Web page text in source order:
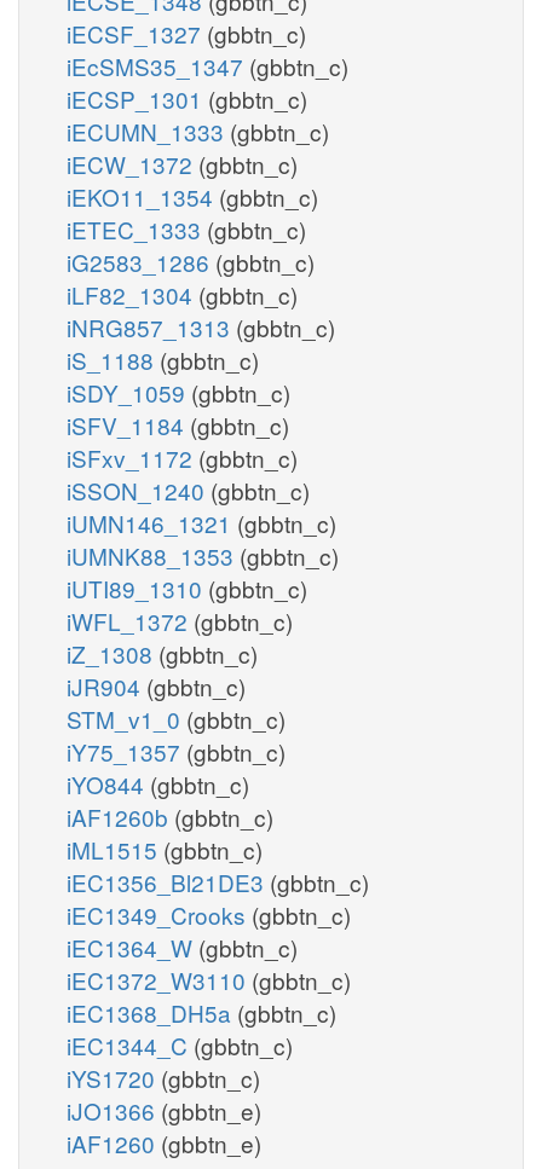
iECSF_1327 (gbbtn_c)
iEcSMS35_1347 (gbbtn_c)
iECSP_1301 (gbbtn_c)
iECUMN_1333 (gbbtn_c)
iECW_1372 (gbbtn_c)
iEKO11_1354 (gbbtn_c)
iETEC_1333 (gbbtn_c)
iG2583_1286 (gbbtn_c)
iLF82_1304 (gbbtn_c)
iNRG857_1313 (gbbtn_c)
iS_1188 (gbbtn_c)
iSDY_1059 (gbbtn_c)
iSFV_1184 (gbbtn_c)
iSFxv_1172 (gbbtn_c)
iSSON_1240 (gbbtn_c)
iUMN146_1321 (gbbtn_c)
iUMNK88_1353 (gbbtn_c)
iUTI89_1310 (gbbtn_c)
iWFL_1372 (gbbtn_c)
iZ_1308 (gbbtn_c)
iJR904 (gbbtn_c)
STM_v1_0 (gbbtn_c)
iY75_1357 (gbbtn_c)
iYO844 (gbbtn_c)
iAF1260b (gbbtn_c)
iML1515 (gbbtn_c)
iEC1356_Bl21DE3 (gbbtn_c)
iEC1349_Crooks (gbbtn_c)
iEC1364_W (gbbtn_c)
iEC1372_W3110 (gbbtn_c)
iEC1368_DH5a (gbbtn_c)
iEC1344_C (gbbtn_c)
iYS1720 (gbbtn_c)
iJO1366 (gbbtn_e)
iAF1260 (gbbtn_e)